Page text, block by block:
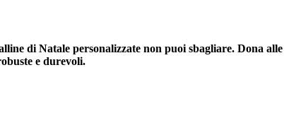
di Natale personalizzate non puoi sbagliare. Dona alle
e durevoli.